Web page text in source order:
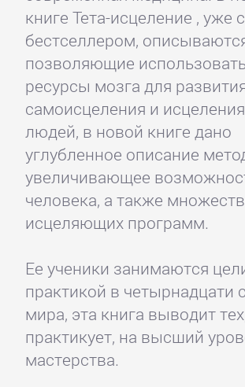
книге Тета-исцеление , уже
бестселлером,
позволяющие
ресурсы мозга для
самоисцеления и
людей, в новой книге дано
углубленное описание
увеличивающее
человека, а также
исцеляющих программ.
Ее ученики занимаются
практикой в четырнадцати
мира, эта книга выводит
практикует, на высший
мастерства.